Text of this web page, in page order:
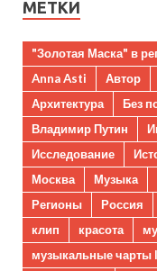
МЕТКИ
"Золотая Маска" в
Anna Asti
Автор
Архитектура
Без
Владимир Путин
Исследование
Москва
Музыка
Регионы
Россия
клип
красота
музыкальные чарты